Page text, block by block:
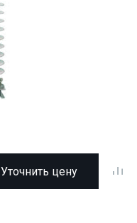
Уточнить цену